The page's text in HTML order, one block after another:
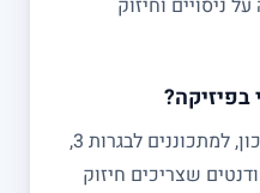
ניסויים וחיזוק
מתאים לתלמידי חטיבה ותיכון, למתכוננים לבגרות 3,
שצריכים חיזוק